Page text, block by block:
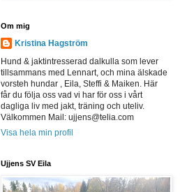
Om mig
Kristina Hagström
Hund & jaktintresserad dalkulla som lever
tillsammans med Lennart, och mina älskade
vorsteh hundar , Eila, Steffi & Maiken. Här
får du följa oss vad vi har för oss i vårt
dagliga liv med jakt, träning och uteliv.
Välkommen Mail: ujjens@telia.com
Visa hela min profil
Ujjens SV Eila